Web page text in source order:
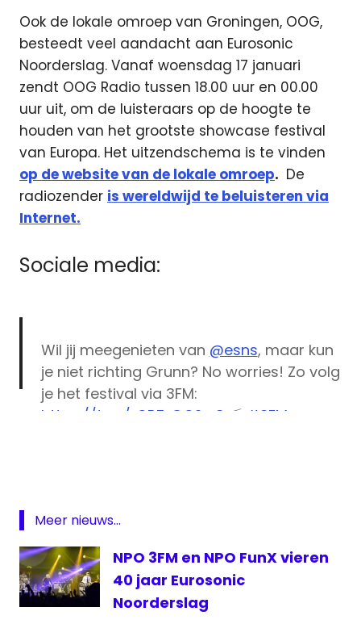
Ook de lokale omroep van Groningen, OOG,
besteedt veel aandacht aan Eurosonic
Noorderslag. Vanaf woensdag 17 januari
zendt OOG Radio tussen 18.00 uur en 00.00
uur uit, om de luisteraars op de hoogte te
houden van het grootste showcase festival
van Europa. Het uitzendschema is te vinden
op de website van de lokale omroep. De
radiozender is wereldwijd te beluisteren via
Internet.
Sociale media:
Wil jij meegenieten van @esns, maar kun
je niet richting Grunn? No worries! Zo volg
je het festival via 3FM:
https://t.co/rOP5rGC2w8 📻 #3FM
live
Noorderslag
Noorderslag
live
Meer nieuws...
NPO 3FM en NPO FunX vieren
40 jaar Eurosonic
Noorderslag